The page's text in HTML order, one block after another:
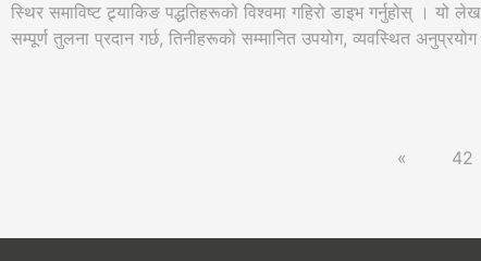
स्थिर समाविष्ट ट्र्याकिङ पद्धतिहरूको विश्वमा गहिरो डाइभ गर्नुहोस् । यो
सम्पूर्ण तुलना प्रदान गर्छ, तिनीहरूको सम्मानित उपयोग, व्यवस्थित
« 42